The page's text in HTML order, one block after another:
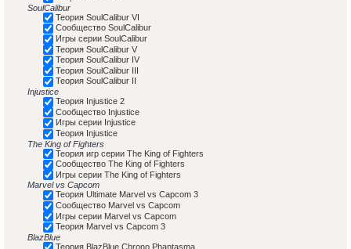
SoulCalibur
Теория SoulCalibur VI
Сообщество SoulCalibur
Игры серии SoulCalibur
Теория SoulCalibur V
Теория SoulCalibur IV
Теория SoulCalibur III
Теория SoulCalibur II
Injustice
Теория Injustice 2
Сообщество Injustice
Игры серии Injustice
Теория Injustice
The King of Fighters
Теория игр серии The King of Fighters
Сообщество The King of Fighters
Игры серии The King of Fighters
Marvel vs Capcom
Теория Ultimate Marvel vs Capcom 3
Сообщество Marvel vs Capcom
Игры серии Marvel vs Capcom
Теория Marvel vs Capcom 3
BlazBlue
Теория BlazBlue Chrono Phantasma